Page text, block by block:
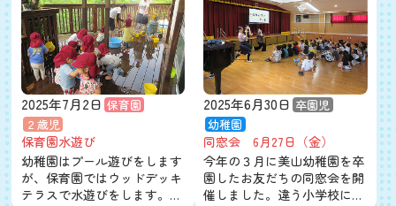
2025年7月2日 保育園
２歳児
保育園水遊び
幼稚園はプール遊びをします
が、保育園ではウッドデッキ
テラスで水遊びをします。…
2025年6月30日 卒園児
幼稚園
同窓会 6月27日（金）
今年の３月に美山幼稚園を卒
園したお友だちの同窓会を開
催しました。違う小学校に…